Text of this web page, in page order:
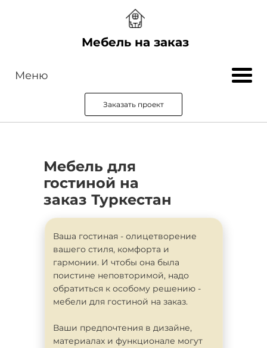
Мебель на заказ
Меню
Заказать проект
Мебель для
гостиной на
заказ Туркестан
Ваша гостиная - олицетворение
вашего стиля, комфорта и
гармонии. И чтобы она была
поистине неповторимой, надо
обратиться к особому решению -
мебели для гостиной на заказ.
Ваши предпочтения в дизайне,
материалах и функционале могут